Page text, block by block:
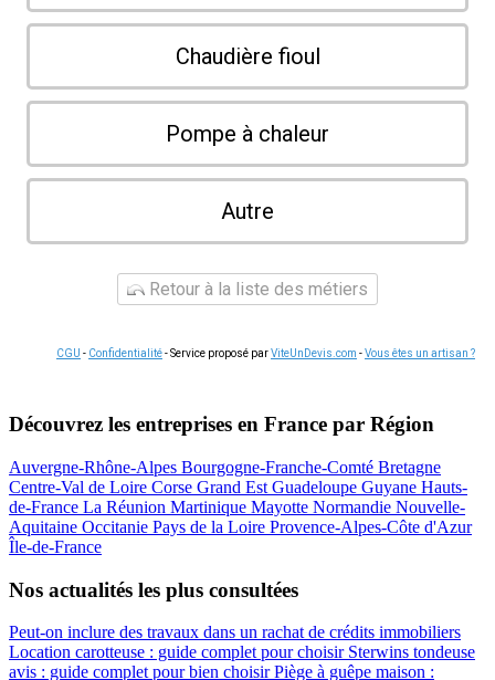
Chaudière fioul
Pompe à chaleur
Autre
Retour à la liste des métiers
CGU - Confidentialité- Service proposé parViteUnDevis.com -Vous êtes un artisan ?
Découvrez les entreprises en France par Région
Auvergne-Rhône-Alpes Bourgogne-Franche-Comté Bretagne
Centre-Val de Loire Corse Grand Est Guadeloupe Guyane Hauts-
de-France La Réunion Martinique Mayotte Normandie Nouvelle-
Aquitaine Occitanie Pays de la Loire Provence-Alpes-Côte d'Azur
Île-de-France
Nos actualités les plus consultées
Peut-on inclure des travaux dans un rachat de crédits immobiliers
Location carotteuse : guide complet pour choisir Sterwins tondeuse
avis : guide complet pour bien choisirPiège à guêpe maison :